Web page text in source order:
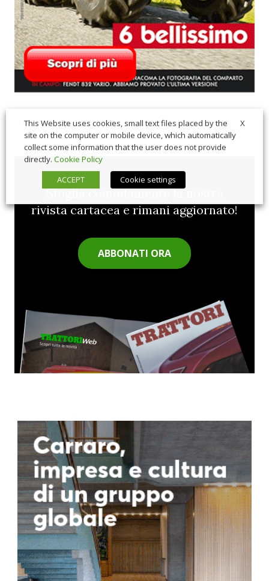
Sfoglia comodamente la nostra
rivista cartacea e rimani aggiornato!
ABBONATI ORA
X
This Website uses cookies, small text files placed by the
site on the computer or mobile device, which automatically
collect some information that the user does not provide
directly. Cookie Policy
ACCEPT
Cookie settings